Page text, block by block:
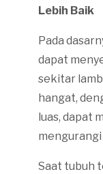
Lebih Baik
Pada
dapat
sekitar
hangat,
luas, dapat
Saat tubuh